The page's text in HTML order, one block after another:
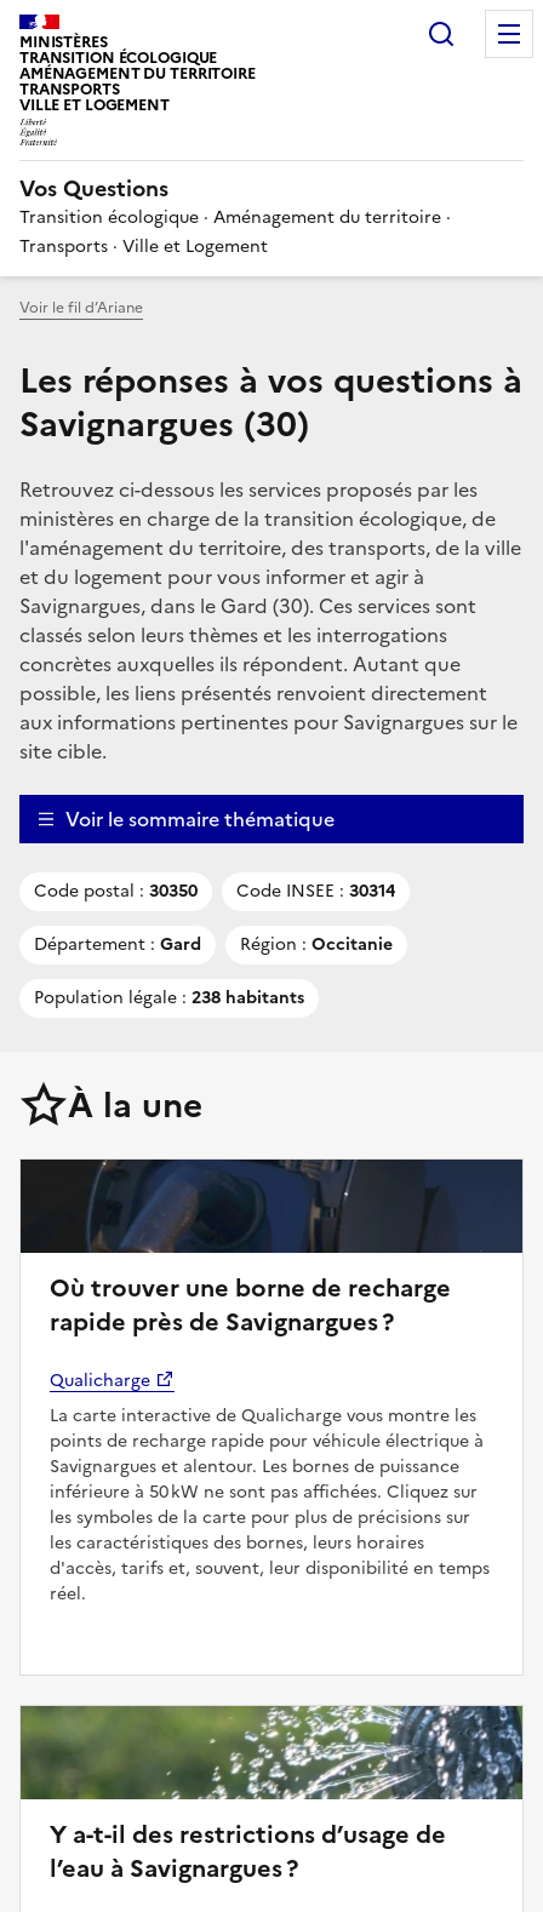
MINISTÈRES
TRANSITION ÉCOLOGIQUE
AMÉNAGEMENT DU TERRITOIRE
TRANSPORTS
VILLE ET LOGEMENT
Vos Questions
Transition écologique · Aménagement du territoire ·
Transports · Ville et Logement
Voir le fil d’Ariane
Les réponses à vos questions à
Savignargues (30)
Retrouvez ci-dessous les services proposés par les
ministères en charge de la transition écologique, de
l'aménagement du territoire, des transports, de la ville
et du logement pour vous informer et agir à
Savignargues, dans le Gard (30). Ces services sont
classés selon leurs thèmes et les interrogations
concrètes auxquelles ils répondent. Autant que
possible, les liens présentés renvoient directement
aux informations pertinentes pour Savignargues sur le
site cible.
Voir le sommaire thématique
Code postal : 30350 Code INSEE : 30314
Département : Gard Région : Occitanie
Population légale : 238 habitants
À la une
Où trouver une borne de recharge
rapide près de Savignargues ?
Qualicharge
La carte interactive de Qualicharge vous montre les
points de recharge rapide pour véhicule électrique à
Savignargues et alentour. Les bornes de puissance
inférieure à 50 kW ne sont pas affichées. Cliquez sur
les symboles de la carte pour plus de précisions sur
les caractéristiques des bornes, leurs horaires
d'accès, tarifs et, souvent, leur disponibilité en temps
réel.
Y a-t-il des restrictions d’usage de
l’eau à Savignargues ?